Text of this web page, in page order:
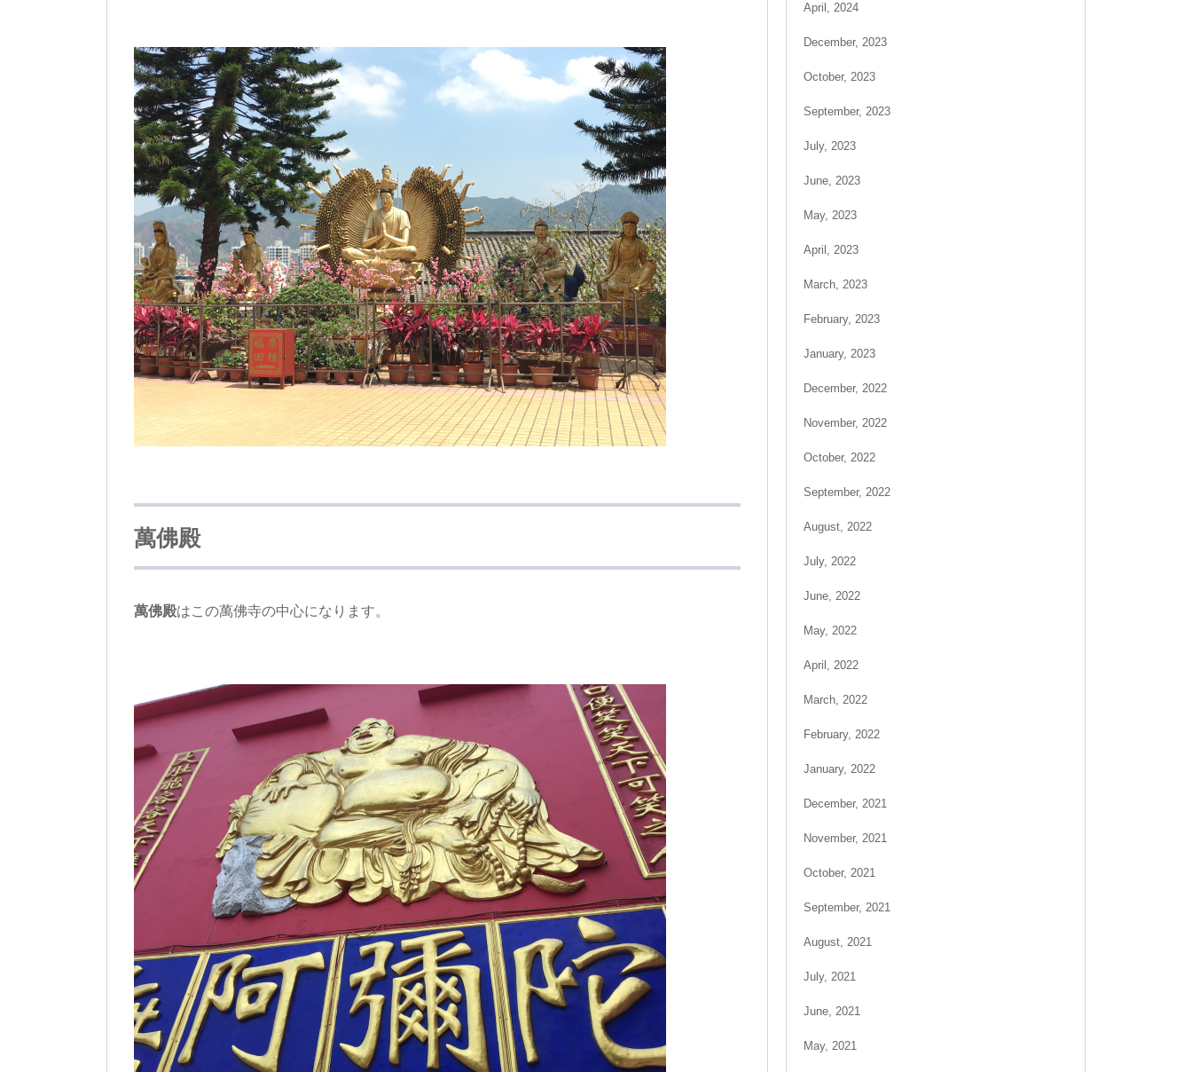
萬佛殿
萬佛殿はこの萬佛寺の中心になります。
April, 2024
December, 2023
October, 2023
September, 2023
July, 2023
June, 2023
May, 2023
April, 2023
March, 2023
February, 2023
January, 2023
December, 2022
November, 2022
October, 2022
September, 2022
August, 2022
July, 2022
June, 2022
May, 2022
April, 2022
March, 2022
February, 2022
January, 2022
December, 2021
November, 2021
October, 2021
September, 2021
August, 2021
July, 2021
June, 2021
May, 2021